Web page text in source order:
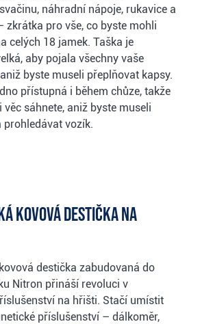
náhradní nápoje, rukavice a
zkrátka pro vše, co byste mohli
celých 18 jamek. Taška je
aby pojala všechny vaše
byste museli přeplňovat kapsy.
přístupná i během chůze, takže
sáhnete, aniž byste museli
prohledávat vozík.
kovová destička na
destička zabudovaná do
Nitron přináší revoluci v
na hřišti. Stačí umístit
příslušenství – dálkoměr,